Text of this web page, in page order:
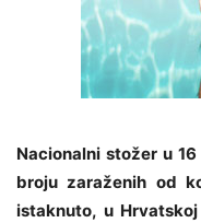
Nacionalni stožer u
broju zaraženih od
istaknuto, u